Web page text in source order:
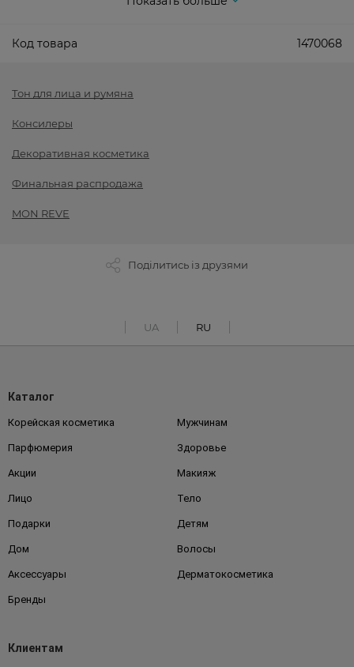
Код товара 1470068
Тон для лица и румяна
Консилеры
Декоративная косметика
Финальная распродажа
MON REVE
Поділитись із друзями
UA RU
Каталог
Корейская косметика Мужчинам
Парфюмерия Здоровье
Акции Макияж
Лицо Тело
Подарки Детям
Дом Волосы
Аксессуары Дерматокосметика
Бренды
Клиентам